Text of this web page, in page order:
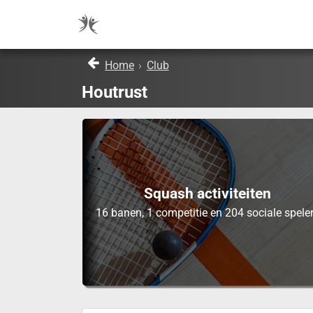
Home › Club
Houtrust
Squash activiteiten
16 banen, 1 competitie en 204 sociale